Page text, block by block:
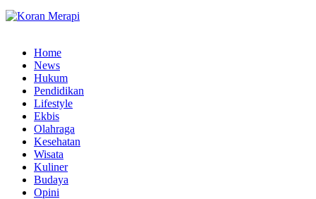
Home
News
Hukum
Pendidikan
Lifestyle
Ekbis
Olahraga
Kesehatan
Wisata
Kuliner
Budaya
Opini